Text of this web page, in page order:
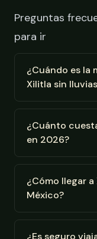
Preguntas
para ir
¿Cuándo es la
Xilitla sin
¿Cuánto
en 2026?
¿Cómo llegar
México?
¿Es seguro